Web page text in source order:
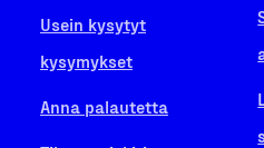
Usein kysytyt
kysymykset
Anna palautetta